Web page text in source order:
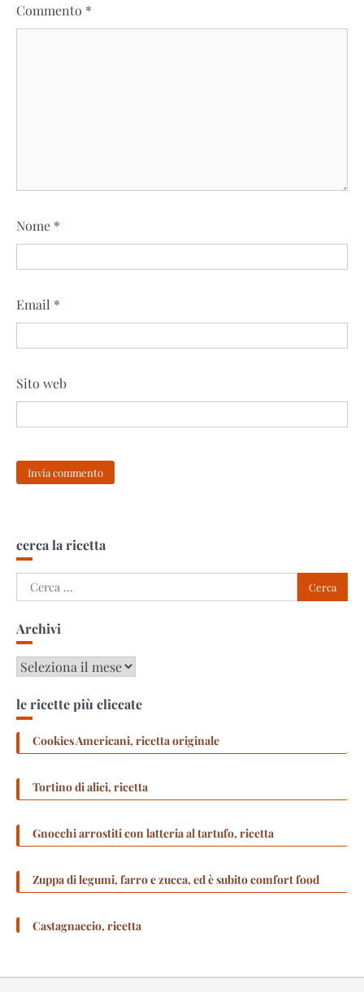
Commento *
Nome *
Email *
Sito web
cerca la ricetta
Ricerca
per:
Archivi
Archivi
le ricette più cliccate
Cookies Americani, ricetta originale
Tortino di alici, ricetta
Gnocchi arrostiti con latteria al tartufo, ricetta
Zuppa di legumi, farro e zucca, ed è subito comfort food
Castagnaccio, ricetta